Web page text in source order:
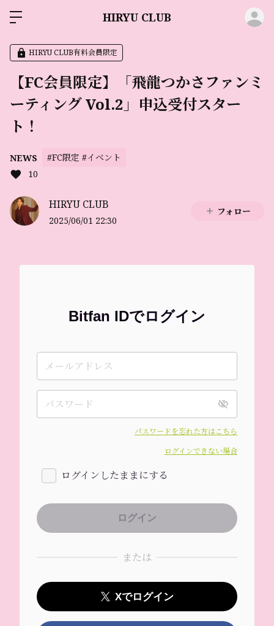
HIRYU CLUB
HIRYU CLUB有料会員限定
【FC会員限定】「飛龍つかさファンミ
ーティング Vol.2」申込受付スター
ト！
NEWS
#FC限定 #イベント
10
HIRYU CLUB
2025/06/01 22:30
フォロー
Bitfan IDでログイン
パスワードを忘れた方はこちら
ログインできない場合
ログインしたままにする
または
Xでログイン